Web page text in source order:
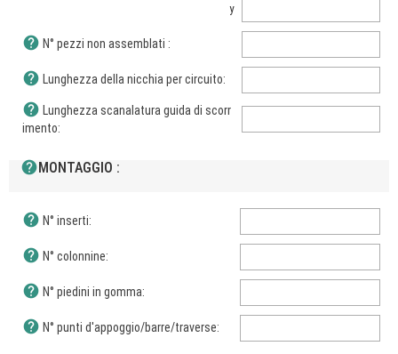
y
help N° pezzi non assemblati :
help Lunghezza della nicchia per circuito:
help Lunghezza scanalatura guida di scorr
imento:
helpMONTAGGIO :
help N° inserti:
help N° colonnine:
help N° piedini in gomma:
help N° punti d'appoggio/barre/traverse: